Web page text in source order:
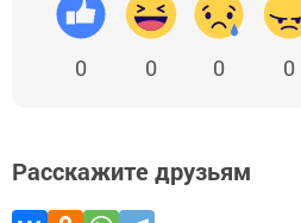
0 0 0 0
Расскажите друзьям